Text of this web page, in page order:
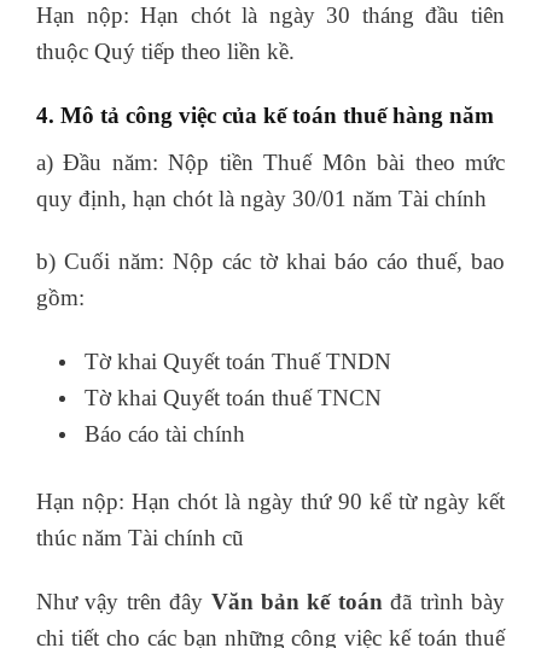
Hạn nộp: Hạn chót là ngày 30 tháng đầu tiên
thuộc Quý tiếp theo liền kề.
4. Mô tả công việc của kế toán thuế hàng năm
a) Đầu năm: Nộp tiền Thuế Môn bài theo mức
quy định, hạn chót là ngày 30/01 năm Tài chính
b) Cuối năm: Nộp các tờ khai báo cáo thuế, bao
gồm:
Tờ khai Quyết toán Thuế TNDN
Tờ khai Quyết toán thuế TNCN
Báo cáo tài chính
Hạn nộp: Hạn chót là ngày thứ 90 kể từ ngày kết
thúc năm Tài chính cũ
Như vậy trên đây Văn bản kế toán đã trình bày
chi tiết cho các bạn những công việc kế toán thuế